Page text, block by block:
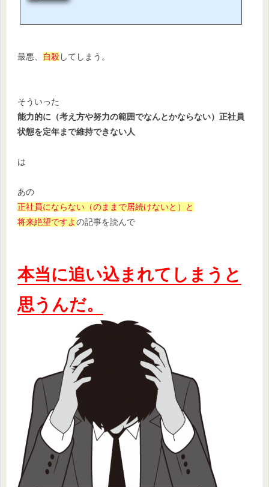
最悪、 自殺してしまう。
そういった
能力的に（考え方や努力の範囲でなんとかならない）正社員
状態を定年まで維持できない人
は
あの
正社員にならない（のままで居続けないと）と
将来絶望ですよの記事を読んで
本当に追い込まれてしまうと
思うんだ。